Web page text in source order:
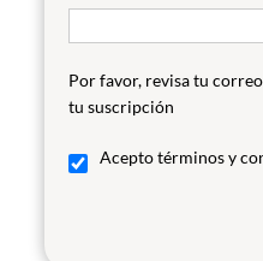
Por favor, revisa tu
tu suscripción
Acepto términos y